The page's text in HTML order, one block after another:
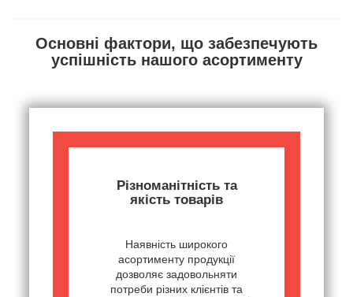
Основні фактори, що забезпечують
успішність нашого асортименту
Різноманітність та
якість товарів
Наявність широкого
асортименту продукції
дозволяє задовольняти
потреби різних клієнтів та